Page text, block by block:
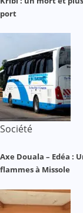
port
Société
Axe Douala – Edéa :
flammes à Missole